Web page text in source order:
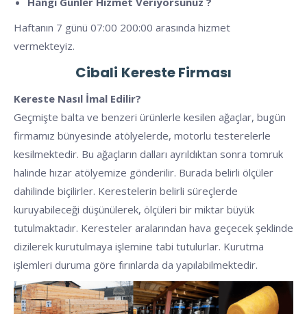
Haftanın 7 günü 07:00 200:00 arasında hizmet
vermekteyiz.
Cibali Kereste Firması
Kereste Nasıl İmal Edilir?
Geçmişte balta ve benzeri ürünlerle kesilen ağaçlar, bugün
firmamız bünyesinde atölyelerde, motorlu testerelerle
kesilmektedir. Bu ağaçların dalları ayrıldıktan sonra tomruk
halinde hızar atölyemize gönderilir. Burada belirli ölçüler
dahilinde biçilirler. Kerestelerin belirli süreçlerde
kuruyabileceği düşünülerek, ölçüleri bir miktar büyük
tutulmaktadır. Keresteler aralarından hava geçecek şeklinde
dizilerek kurutulmaya işlemine tabi tutulurlar. Kurutma
işlemleri duruma göre fırınlarda da yapılabilmektedir.